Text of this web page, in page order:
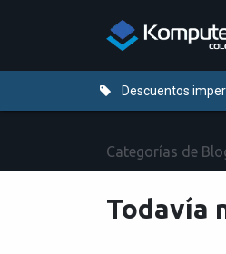
Descuentos
Categorías de
Todavía